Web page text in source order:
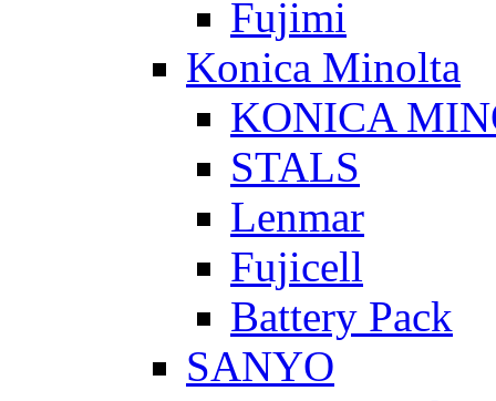
Fujimi
Konica Minolta
KONICA
STALS
Lenmar
Fujicell
Battery Pack
SANYO